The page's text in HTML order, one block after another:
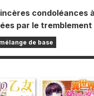
condoléances
par le tremblement
mélange de base